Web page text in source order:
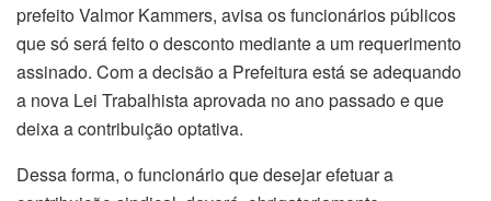
prefeito Valmor Kammers, avisa os funcionários públicos
que só será feito o desconto mediante a um requerimento
assinado. Com a decisão a Prefeitura está se adequando
a nova Lei Trabalhista aprovada no ano passado e que
deixa a contribuição optativa.
Dessa forma, o funcionário que desejar efetuar a